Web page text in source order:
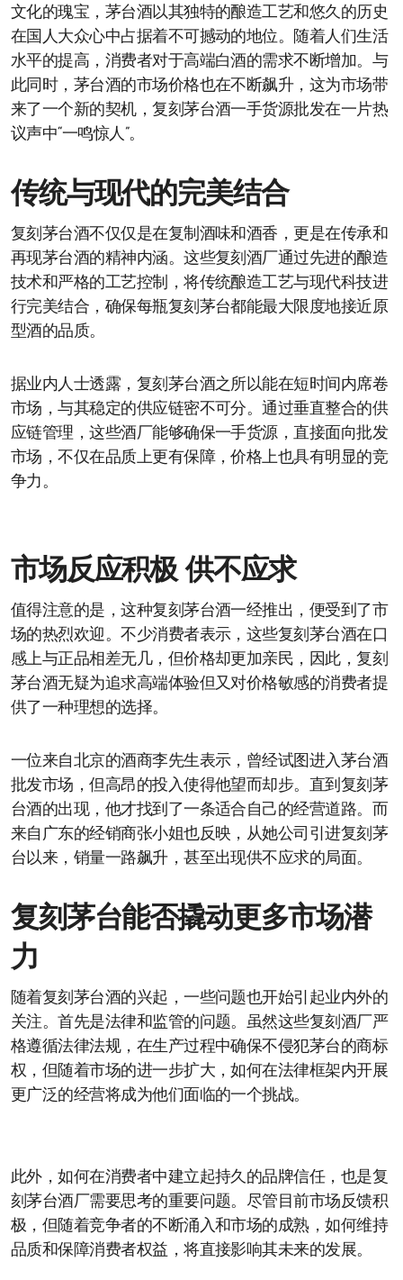
文化的瑰宝，茅台酒以其独特的酿造工艺和悠久的历史
在国人大众心中占据着不可撼动的地位。随着人们生活
水平的提高，消费者对于高端白酒的需求不断增加。与
此同时，茅台酒的市场价格也在不断飙升，这为市场带
来了一个新的契机，复刻茅台酒一手货源批发在一片热
议声中“一鸣惊人”。
传统与现代的完美结合
复刻茅台酒不仅仅是在复制酒味和酒香，更是在传承和
再现茅台酒的精神内涵。这些复刻酒厂通过先进的酿造
技术和严格的工艺控制，将传统酿造工艺与现代科技进
行完美结合，确保每瓶复刻茅台都能最大限度地接近原
型酒的品质。
据业内人士透露，复刻茅台酒之所以能在短时间内席卷
市场，与其稳定的供应链密不可分。通过垂直整合的供
应链管理，这些酒厂能够确保一手货源，直接面向批发
市场，不仅在品质上更有保障，价格上也具有明显的竞
争力。
市场反应积极 供不应求
值得注意的是，这种复刻茅台酒一经推出，便受到了市
场的热烈欢迎。不少消费者表示，这些复刻茅台酒在口
感上与正品相差无几，但价格却更加亲民，因此，复刻
茅台酒无疑为追求高端体验但又对价格敏感的消费者提
供了一种理想的选择。
一位来自北京的酒商李先生表示，曾经试图进入茅台酒
批发市场，但高昂的投入使得他望而却步。直到复刻茅
台酒的出现，他才找到了一条适合自己的经营道路。而
来自广东的经销商张小姐也反映，从她公司引进复刻茅
台以来，销量一路飙升，甚至出现供不应求的局面。
复刻茅台能否撬动更多市场潜
力
随着复刻茅台酒的兴起，一些问题也开始引起业内外的
关注。首先是法律和监管的问题。虽然这些复刻酒厂严
格遵循法律法规，在生产过程中确保不侵犯茅台的商标
权，但随着市场的进一步扩大，如何在法律框架内开展
更广泛的经营将成为他们面临的一个挑战。
此外，如何在消费者中建立起持久的品牌信任，也是复
刻茅台酒厂需要思考的重要问题。尽管目前市场反馈积
极，但随着竞争者的不断涌入和市场的成熟，如何维持
品质和保障消费者权益，将直接影响其未来的发展。